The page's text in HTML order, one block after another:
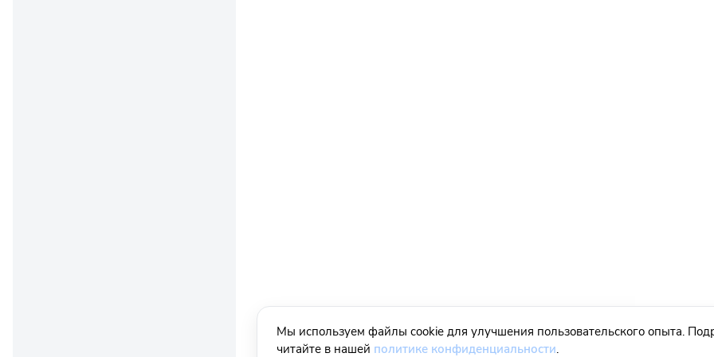
Мы используем файлы cookie для улучшения пользовательского опыта.
читайте в нашей политике конфиденциальности.